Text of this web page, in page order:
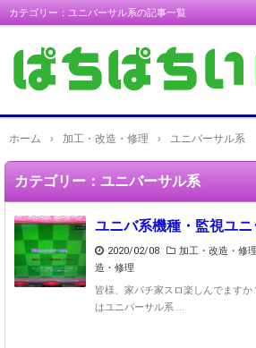
カテゴリー：ユニバーサル系の記事一覧
ホーム › 加工・改造・修理 › ユニバーサル系
カテゴリー：ユニバーサル系
ユニバ系機種・監視ユ
2020/02/08 加工・改造・修
造・修理
皆様、家パチ家スロ楽しんでます
はユニバーサル系 ...